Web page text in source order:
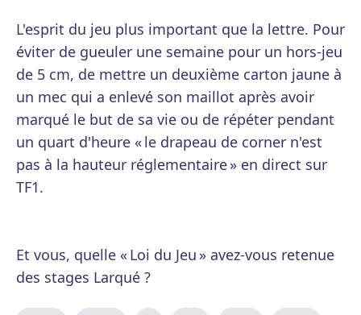
L'esprit du jeu plus important que la lettre. Pour
éviter de gueuler une semaine pour un hors-jeu
de 5 cm, de mettre un deuxième carton jaune à
un mec qui a enlevé son maillot après avoir
marqué le but de sa vie ou de répéter pendant
un quart d'heure « le drapeau de corner n'est
pas à la hauteur réglementaire » en direct sur
TF1.
Et vous, quelle « Loi du Jeu » avez-vous retenue
des stages Larqué ?